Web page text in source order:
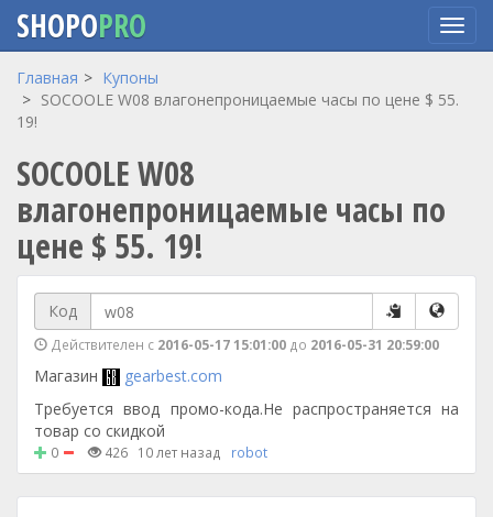
Перейти
основному
SHOPOPRO
Главная
Купоны
SOCOOLE W08 влагонепроницаемые часы по цене $ 55.
19!
SOCOOLE W08
влагонепроницаемые часы по
цене $ 55. 19!
Код
Действителен с 2016-05-17 15:01:00 до 2016-05-31 20:59:00
Магазин
gearbest.com
Требуется ввод промо-кода.Не распространяется на
товар со скидкой
0 426 10 лет назад robot